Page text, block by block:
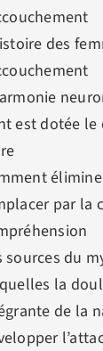
des
est dotée le
par la
sources du
la
de la